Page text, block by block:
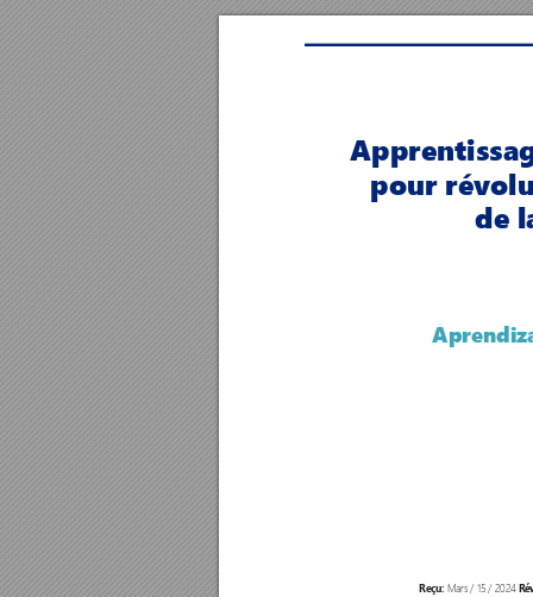
pour
de
Reçu: Mars / 15 / 2024 R